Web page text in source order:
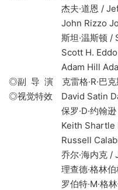
杰夫·道恩 / Jeff
John Rizzo
斯坦·温斯顿 /
Scott H. Eddo
Adam Hill
◎副 导 演 克雷格·R·巴克
◎视觉特效 David Satin
保罗·D·约翰逊 /
Keith Shartle
Russell Calabrese
乔尔·海内克 /
理查德·格林伯格 /
罗伯特·M·格林伯